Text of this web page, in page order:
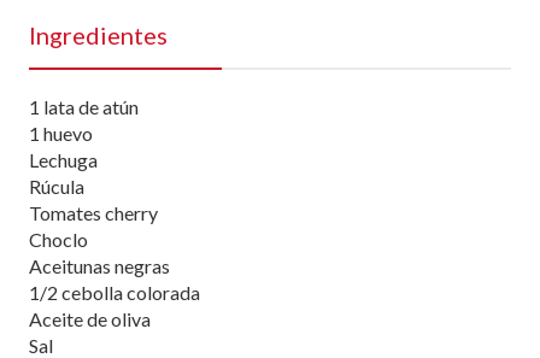
Ingredientes
1 lata de atún
1 huevo
Lechuga
Rúcula
Tomates cherry
Choclo
Aceitunas negras
1/2 cebolla colorada
Aceite de oliva
Sal